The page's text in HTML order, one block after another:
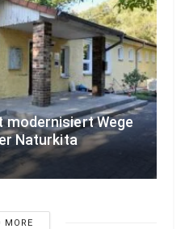
modernisiert Wege
Naturkita
MORE